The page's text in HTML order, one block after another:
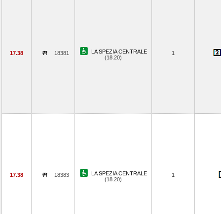
17.38 18381
LA SPEZIA CENTRALE
(18.20)
1
17.38 18383
LA SPEZIA CENTRALE
(18.20)
1